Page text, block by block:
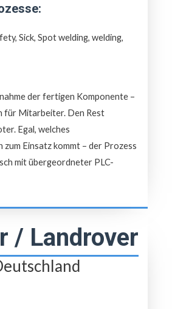
Sick, Spot welding, welding,
der fertigen Komponente –
für Mitarbeiter. Den Rest
Egal, welches
Einsatz kommt – der Prozess
mit übergeordneter PLC-
/ Landrover